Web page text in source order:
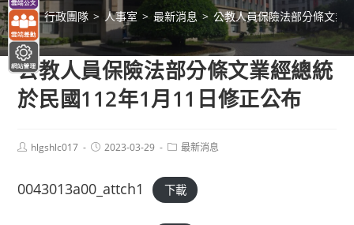
> 行政團隊 > 人事室 > 最新消息 > 公教人員保險法部分條文業
公教人員保險法部分條文業經總統
於民國112年1月11日修正公布
Posthlgshlc017
Post2023-03-29
Post最新消息
0043013a00_attch1 下載